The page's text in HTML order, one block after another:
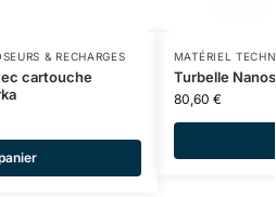
& RECHARGES
cartouche
MATÉRIEL
Turbelle
80,60 €